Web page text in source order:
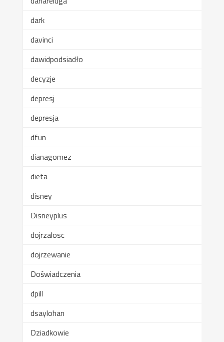
dark
davinci
dawidpodsiadło
decyzje
depresj
depresja
dfun
dianagomez
dieta
disney
Disneyplus
dojrzalosc
dojrzewanie
Doświadczenia
dpill
dsaylohan
Dziadkowie